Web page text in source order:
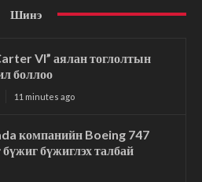
Шинэ
VI” аялан тоглолтын
боллоо
11 minutes ago
компанийн Boeing 747
бүжиглэх талбай